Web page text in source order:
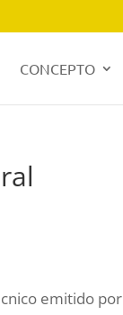
CONCEPTO
emitido